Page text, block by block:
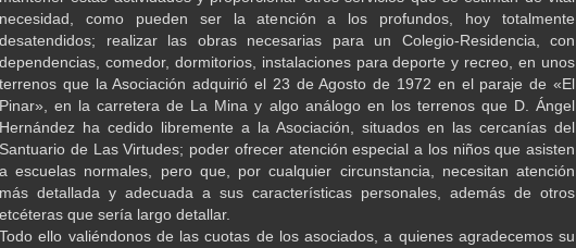
necesidad, como pueden ser la atención a los profundos, hoy totalmente
desatendidos; realizar las obras necesarias para un Colegio-Residencia, con
dependencias, comedor, dormitorios, instalaciones para deporte y recreo, en unos
terrenos que la Asociación adquirió el 23 de Agosto de 1972 en el paraje de «El
Pinar», en la carretera de La Mina y algo análogo en los terrenos que D. Ángel
Hernández ha cedido libremente a la Asociación, situados en las cercanías del
Santuario de Las Virtudes; poder ofrecer atención especial a los niños que asisten
a escuelas normales, pero que, por cualquier circunstancia, necesitan atención
más detallada y adecuada a sus características personales, además de otros
etcéteras que sería largo detallar.
Todo ello valiéndonos de las cuotas de los asociados, a quienes agradecemos su